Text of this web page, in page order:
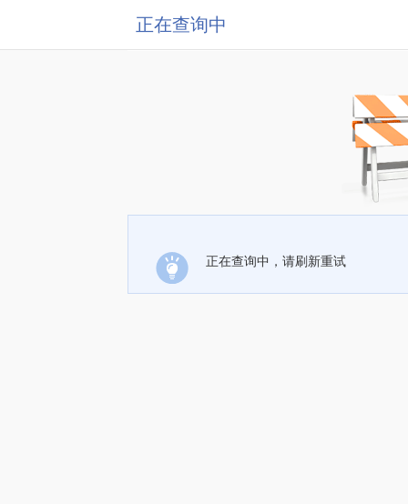
正在查询中
正在查询中，请刷新重试